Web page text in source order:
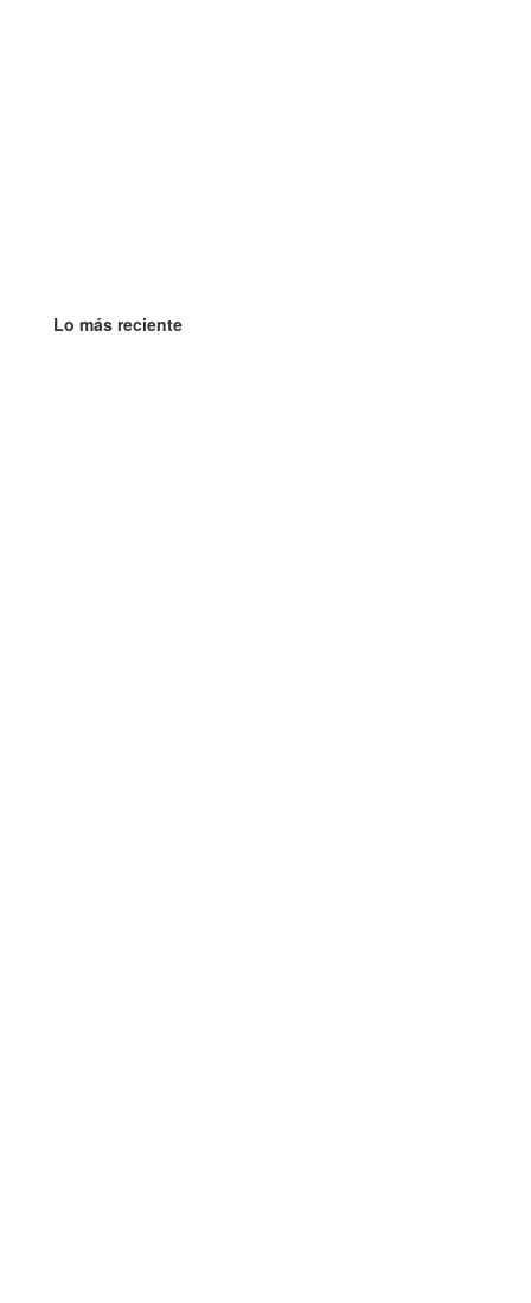
Lo más reciente